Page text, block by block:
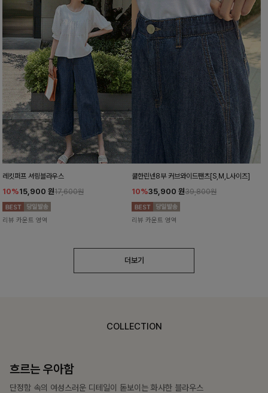
레킷퍼프 셔링블라우스
10%15,900 원17,600원
리뷰 카운트 영역
쿨한린넨8부 커브와이드팬츠[S,M,L사이즈]
10%35,900 원39,800원
리뷰 카운트 영역
더보기
COLLECTION
가벼운 계절감
탄탄한 소재와 깔끔한 핏, 매일 손이 가는 데일리 티셔츠